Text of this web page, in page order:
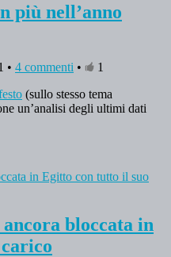
più nell’anno
• 4 commenti •
1
(sullo stesso tema
un’analisi degli ultimi dati
bloccata in